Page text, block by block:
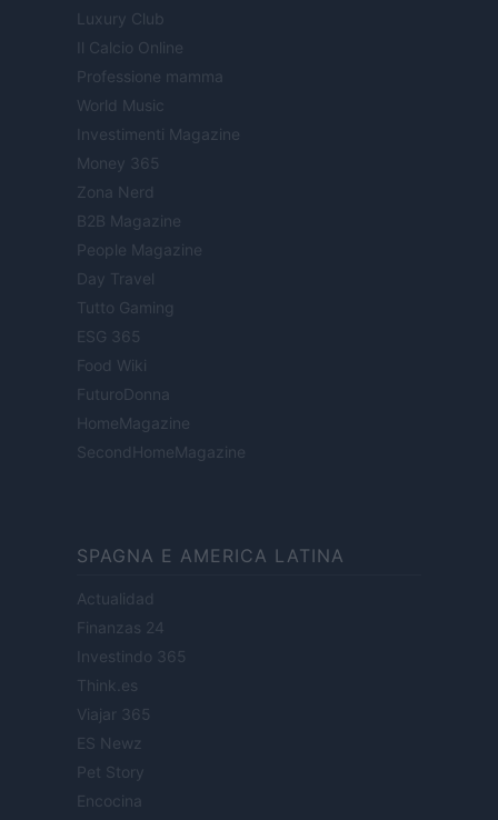
Luxury Club
Il Calcio Online
Professione mamma
World Music
Investimenti Magazine
Money 365
Zona Nerd
B2B Magazine
People Magazine
Day Travel
Tutto Gaming
ESG 365
Food Wiki
FuturoDonna
HomeMagazine
SecondHomeMagazine
SPAGNA E AMERICA LATINA
Actualidad
Finanzas 24
Investindo 365
Think.es
Viajar 365
ES Newz
Pet Story
Encocina